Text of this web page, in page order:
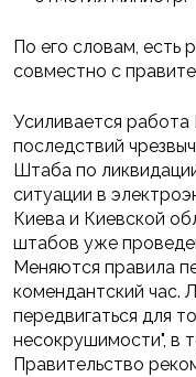
По его словам, есть
совместно с
Усиливается
последствий
Штаба по
ситуации в
Киева и Киевской
штабов уже
Меняются правила
комендантский час.
передвигаться для
несокрушимости", в
Правительство